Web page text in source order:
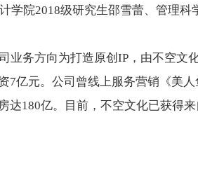
院2018级研究生邵雪蕾、管理
务方向为打造原创IP，由不空文
亿元。公司曾线上服务营销《美
180亿。目前，不空文化已获得